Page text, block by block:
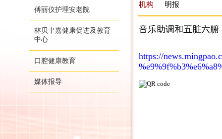
傅丽仪护理安老院
林贝聿嘉健康促进及教育
中心
口腔健康教育
媒体报导
机构
明报
音乐助调和五脏六腑
https://